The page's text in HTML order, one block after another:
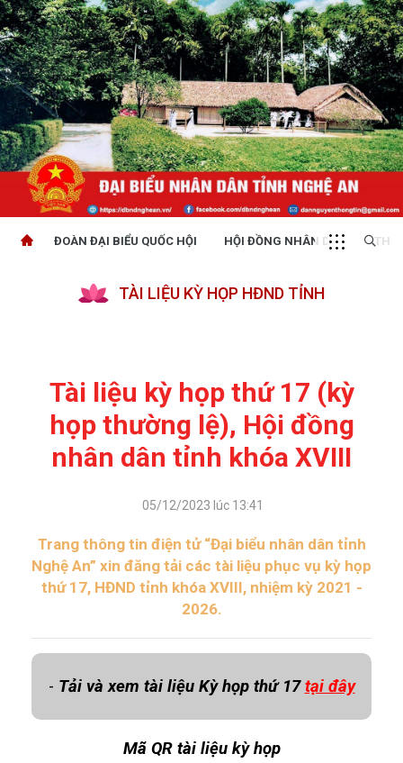
ĐOÀN ĐẠI BIỂU QUỐC HỘI HỘI ĐỒNG NHÂN DÂN
TÀI LIỆU KỲ HỌP HĐND TỈNH
Tài liệu kỳ họp thứ 17 (kỳ
họp thường lệ), Hội đồng
nhân dân tỉnh khóa XVIII
05/12/2023 lúc 13:41
Trang thông tin điện tử “Đại biểu nhân dân tỉnh
Nghệ An” xin đăng tải các tài liệu phục vụ kỳ họp
thứ 17, HĐND tỉnh khóa XVIII, nhiệm kỳ 2021 -
2026.
- Tải và xem tài liệu Kỳ họp thứ 17tại đây
Mã QR tài liệu kỳ họp